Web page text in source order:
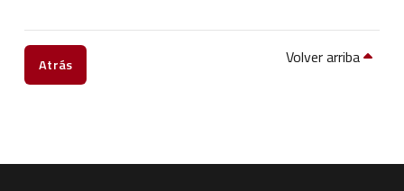
Atrás Volver arriba